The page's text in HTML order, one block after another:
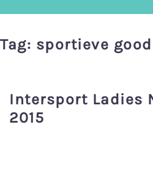
Tag: sportieve
Intersport Ladies
2015